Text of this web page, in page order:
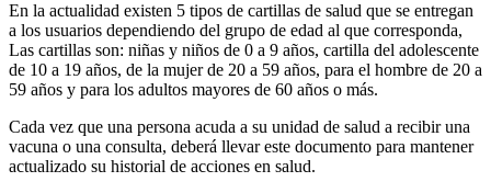
En la actualidad existen 5 tipos de cartillas de salud que se entregan
a los usuarios dependiendo del grupo de edad al que corresponda,
Las cartillas son: niñas y niños de 0 a 9 años, cartilla del adolescente
de 10 a 19 años, de la mujer de 20 a 59 años, para el hombre de 20 a
59 años y para los adultos mayores de 60 años o más.
Cada vez que una persona acuda a su unidad de salud a recibir una
vacuna o una consulta, deberá llevar este documento para mantener
actualizado su historial de acciones en salud.